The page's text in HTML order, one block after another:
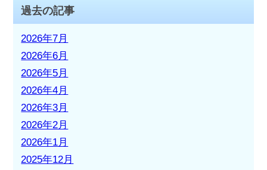
過去の記事
2026年7月
2026年6月
2026年5月
2026年4月
2026年3月
2026年2月
2026年1月
2025年12月